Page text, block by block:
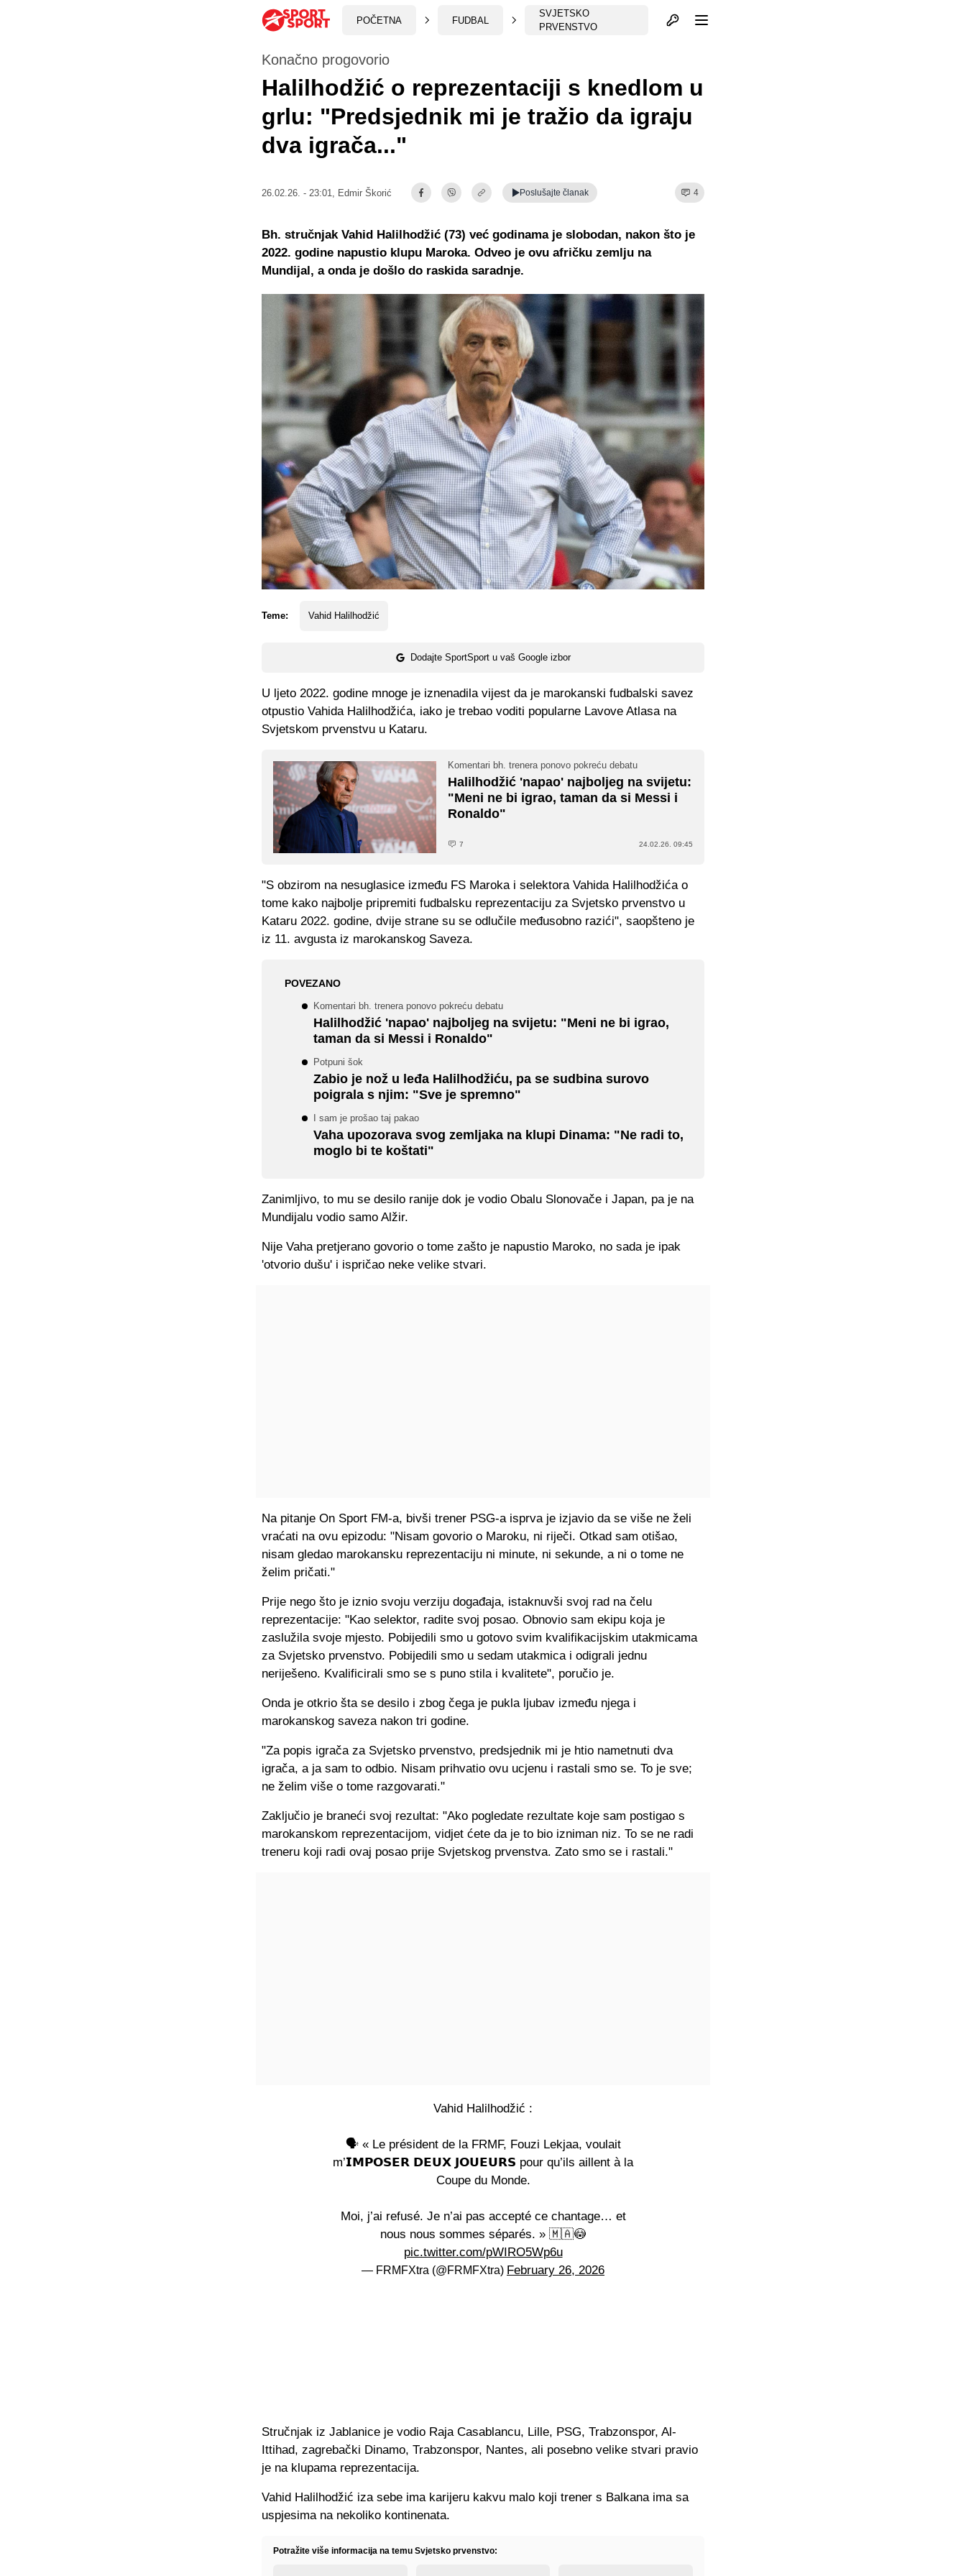
POČETNA FUDBAL
SVJETSKO
PRVENSTVO
Otvori profil
Konačno progovorio
Halilhodžić o reprezentaciji s knedlom u
grlu: "Predsjednik mi je tražio da igraju
dva igrača..."
26.02.26. - 23:01, Edmir Škorić Poslušajte članak 4
Teme: Vahid Halilhodžić
Dodajte SportSport u vaš Google izbor
Bh. stručnjak Vahid Halilhodžić (73) već godinama je slobodan, nakon što je
2022. godine napustio klupu Maroka. Odveo je ovu afričku zemlju na
Mundijal, a onda je došlo do raskida saradnje.
U ljeto 2022. godine mnoge je iznenadila vijest da je marokanski fudbalski savez
otpustio Vahida Halilhodžića, iako je trebao voditi popularne Lavove Atlasa na
Svjetskom prvenstvu u Kataru.
Komentari bh. trenera ponovo pokreću debatu
Halilhodžić 'napao' najboljeg na svijetu:
"Meni ne bi igrao, taman da si Messi i
Ronaldo"
7 24.02.26. 09:45
"S obzirom na nesuglasice između FS Maroka i selektora Vahida Halilhodžića o
tome kako najbolje pripremiti fudbalsku reprezentaciju za Svjetsko prvenstvo u
Kataru 2022. godine, dvije strane su se odlučile međusobno razići", saopšteno je
iz 11. avgusta iz marokanskog Saveza.
POVEZANO
Komentari bh. trenera ponovo pokreću debatu
Halilhodžić 'napao' najboljeg na svijetu: "Meni ne bi igrao,
taman da si Messi i Ronaldo"
Potpuni šok
Zabio je nož u leđa Halilhodžiću, pa se sudbina surovo
poigrala s njim: "Sve je spremno"
I sam je prošao taj pakao
Vaha upozorava svog zemljaka na klupi Dinama: "Ne radi to,
moglo bi te koštati"
Zanimljivo, to mu se desilo ranije dok je vodio Obalu Slonovače i Japan, pa je na
Mundijalu vodio samo Alžir.
Nije Vaha pretjerano govorio o tome zašto je napustio Maroko, no sada je ipak
'otvorio dušu' i ispričao neke velike stvari.
Na pitanje On Sport FM-a, bivši trener PSG-a isprva je izjavio da se više ne želi
vraćati na ovu epizodu: "Nisam govorio o Maroku, ni riječi. Otkad sam otišao,
nisam gledao marokansku reprezentaciju ni minute, ni sekunde, a ni o tome ne
želim pričati."
Prije nego što je iznio svoju verziju događaja, istaknuvši svoj rad na čelu
reprezentacije: "Kao selektor, radite svoj posao. Obnovio sam ekipu koja je
zaslužila svoje mjesto. Pobijedili smo u gotovo svim kvalifikacijskim utakmicama
za Svjetsko prvenstvo. Pobijedili smo u sedam utakmica i odigrali jednu
neriješeno. Kvalificirali smo se s puno stila i kvalitete", poručio je.
Onda je otkrio šta se desilo i zbog čega je pukla ljubav između njega i
marokanskog saveza nakon tri godine.
"Za popis igrača za Svjetsko prvenstvo, predsjednik mi je htio nametnuti dva
igrača, a ja sam to odbio. Nisam prihvatio ovu ucjenu i rastali smo se. To je sve;
ne želim više o tome razgovarati."
Zaključio je braneći svoj ​​rezultat: "Ako pogledate rezultate koje sam postigao s
marokanskom reprezentacijom, vidjet ćete da je to bio izniman niz. To se ne radi
treneru koji radi ovaj posao prije Svjetskog prvenstva. Zato smo se i rastali."
Vahid Halilhodžić :
🗣️ « Le président de la FRMF, Fouzi Lekjaa, voulait
m’𝗜𝗠𝗣𝗢𝗦𝗘𝗥 𝗗𝗘𝗨𝗫 𝗝𝗢𝗨𝗘𝗨𝗥𝗦 pour qu’ils aillent à la
Coupe du Monde.
Moi, j’ai refusé. Je n’ai pas accepté ce chantage… et
nous nous sommes séparés. » 🇲🇦😳
pic.twitter.com/pWIRO5Wp6u
— FRMFXtra (@FRMFXtra) February 26, 2026
Stručnjak iz Jablanice je vodio Raja Casablancu, Lille, PSG, Trabzonspor, Al-
Ittihad, zagrebački Dinamo, Trabzonspor, Nantes, ali posebno velike stvari pravio
je na klupama reprezentacija.
Vahid Halilhodžić iza sebe ima karijeru kakvu malo koji trener s Balkana ima sa
uspjesima na nekoliko kontinenata.
Potražite više informacija na temu Svjetsko prvenstvo: